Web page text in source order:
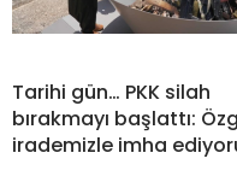
Tarihi gün… PKK silah
bırakmayı başlattı:
irademizle imha